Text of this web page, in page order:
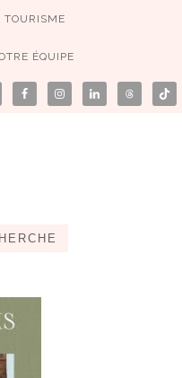
TOURISME
ÉQUIPE